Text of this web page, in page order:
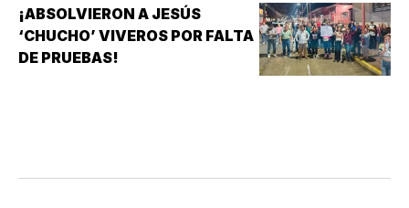
¡ABSOLVIERON A JESÚS
‘CHUCHO’ VIVEROS POR FALTA
DE PRUEBAS!